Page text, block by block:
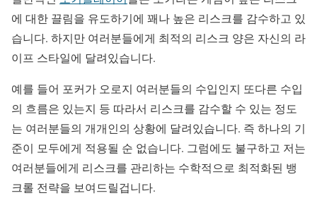
에 대한 끌림을 유도하기에 꽤나 높은 리스크를 감수하고 있
습니다. 하지만 여러분들에게 최적의 리스크 양은 자신의 라
이프 스타일에 달려있습니다.
예를 들어 포커가 오로지 여러분들의 수입인지 또다른 수입
의 흐름은 있는지 등 따라서 리스크를 감수할 수 있는 정도
는 여러분들의 개개인의 상황에 달려있습니다. 즉 하나의 기
준이 모두에게 적용될 순 없습니다. 그럼에도 불구하고 저는
여러분들에게 리스크를 관리하는 수학적으로 최적화된 뱅
크롤 전략을 보여드릴겁니다.